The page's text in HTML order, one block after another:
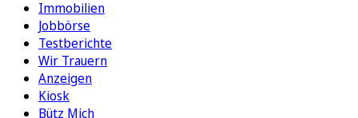
Immobilien
Jobbörse
Testberichte
Wir Trauern
Anzeigen
Kiosk
Bütz Mich